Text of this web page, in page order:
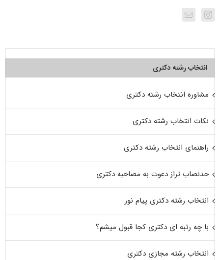
انتخاب رشته دکتری
مشاوره انتخاب رشته دکتری
نکات انتخاب رشته دکتری
راهنمای انتخاب رشته دکتری
حدنصاب تراز دعوت به مصاحبه دکتری
انتخاب رشته دکتری پیام نور
با چه رتبه ای دکتری کجا قبول میشم؟
انتخاب رشته مجازی دکتری